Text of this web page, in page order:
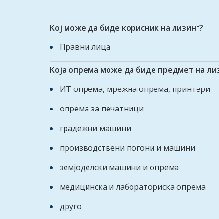
Кој може да биде корисник на лизинг?
Правни лица
Која опрема може да биде предмет на
ИТ опрема, мрежна опрема, принтери
опрема за печатници
градежни машини
производствени погони и машини
земјоделски машини и опрема
медицинска и лабораториска опрема
друго